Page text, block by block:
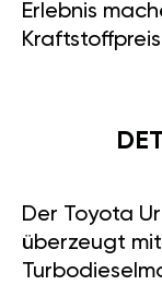
Erlebnis
Der Toyota
überzeugt